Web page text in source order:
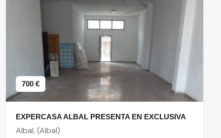
700 €
EXPERCASA ALBAL PRESENTA EN EXCLUSIVA
Albal, (Albal)